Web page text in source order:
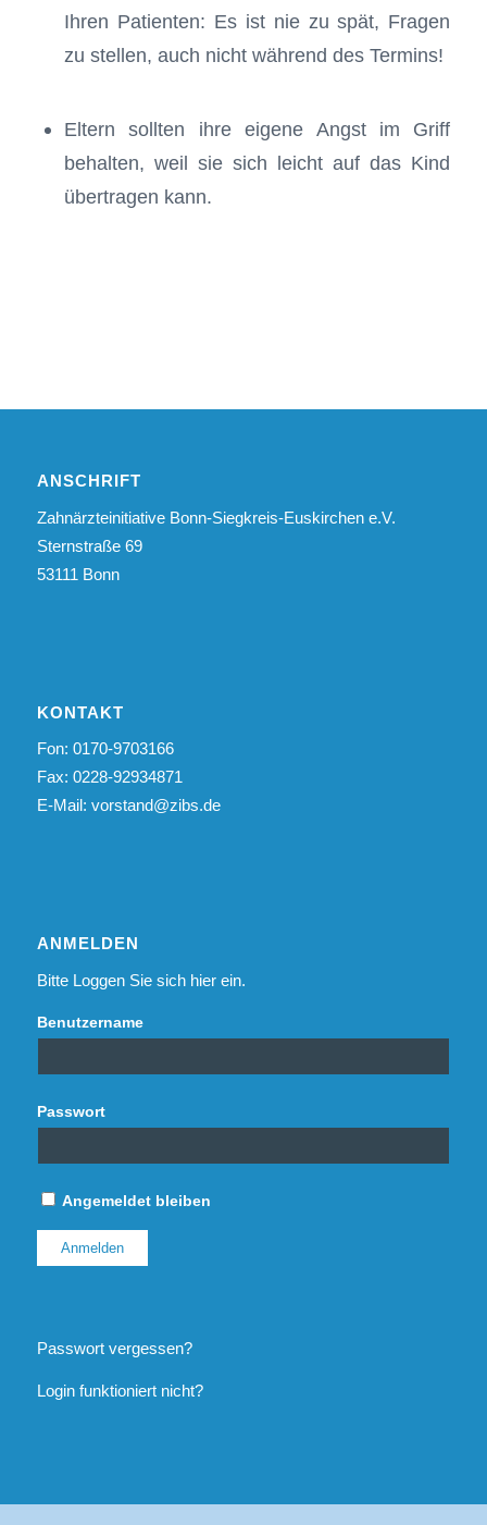
Ihren Patienten: Es ist nie zu spät, Fragen
zu stellen, auch nicht während des Termins!
Eltern sollten ihre eigene Angst im Griff
behalten, weil sie sich leicht auf das Kind
übertragen kann.
ANSCHRIFT
Zahnärzteinitiative Bonn-Siegkreis-Euskirchen e.V.
Sternstraße 69
53111 Bonn
KONTAKT
Fon: 0170-9703166
Fax: 0228-92934871
E-Mail: vorstand@zibs.de
ANMELDEN
Bitte Loggen Sie sich hier ein.
Benutzername
Passwort
Angemeldet bleiben
Passwort vergessen?
Login funktioniert nicht?